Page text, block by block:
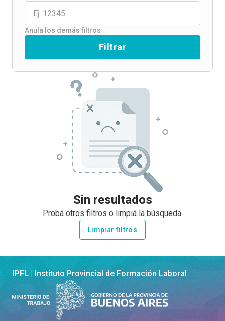
Anula los demás filtros
Filtrar
Sin resultados
Probá otros filtros o limpiá la búsqueda.
Limpiar filtros
IPFL | Instituto Provincial de Formación Laboral